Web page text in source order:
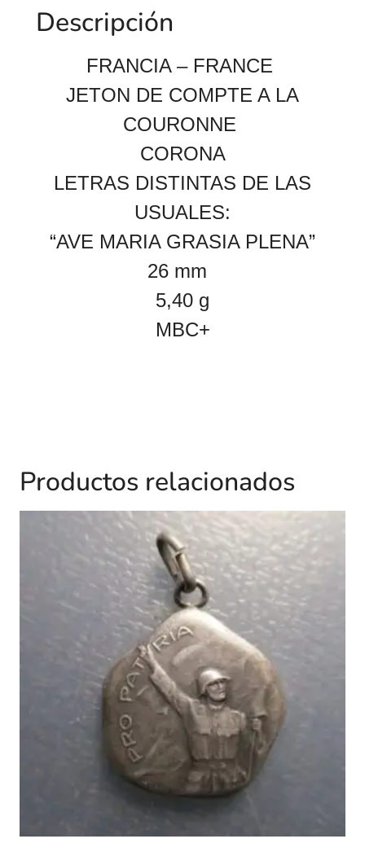
Descripción
FRANCIA – FRANCE
JETON DE COMPTE A LA
COURONNE
CORONA
LETRAS DISTINTAS DE LAS
USUALES:
“AVE MARIA GRASIA PLENA”
26 mm
5,40 g
MBC+
Productos relacionados